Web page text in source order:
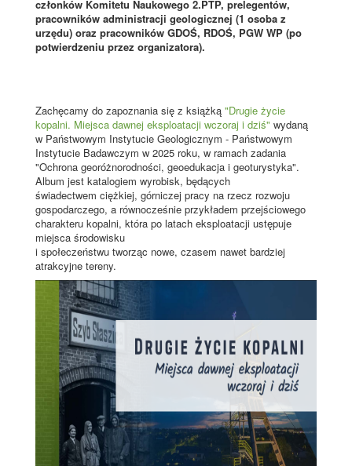
członków Komitetu Naukowego 2.PTP, prelegentów,
pracowników administracji geologicznej (1 osoba z
urzędu) oraz pracowników GDOŚ, RDOŚ, PGW WP (po
potwierdzeniu przez organizatora).
Zachęcamy do zapoznania się z książką "Drugie życie
kopalni. Miejsca dawnej eksploatacji wczoraj i dziś" wydaną
w Państwowym Instytucie Geologicznym - Państwowym
Instytucie Badawczym w 2025 roku, w ramach zadania
"Ochrona georóżnorodności, geoedukacja i geoturystyka".
Album jest katalogiem wyrobisk, będących
świadectwem ciężkiej, górniczej pracy na rzecz rozwoju
gospodarczego, a równocześnie przykładem przejściowego
charakteru kopalni, która po latach eksploatacji ustępuje
miejsca środowisku
i społeczeństwu tworząc nowe, czasem nawet bardziej
atrakcyjne tereny.